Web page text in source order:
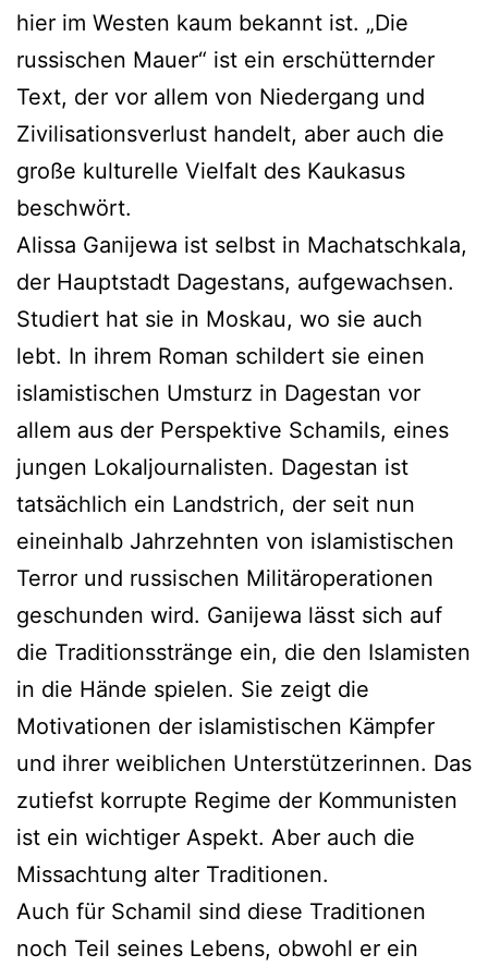
hier im Westen kaum bekannt ist. „Die
russischen Mauer“ ist ein erschütternder
Text, der vor allem von Niedergang und
Zivilisationsverlust handelt, aber auch die
große kulturelle Vielfalt des Kaukasus
beschwört.
Alissa Ganijewa ist selbst in Machatschkala,
der Hauptstadt Dagestans, aufgewachsen.
Studiert hat sie in Moskau, wo sie auch
lebt. In ihrem Roman schildert sie einen
islamistischen Umsturz in Dagestan vor
allem aus der Perspektive Schamils, eines
jungen Lokaljournalisten. Dagestan ist
tatsächlich ein Landstrich, der seit nun
eineinhalb Jahrzehnten von islamistischen
Terror und russischen Militäroperationen
geschunden wird. Ganijewa lässt sich auf
die Traditionsstränge ein, die den Islamisten
in die Hände spielen. Sie zeigt die
Motivationen der islamistischen Kämpfer
und ihrer weiblichen Unterstützerinnen. Das
zutiefst korrupte Regime der Kommunisten
ist ein wichtiger Aspekt. Aber auch die
Missachtung alter Traditionen.
Auch für Schamil sind diese Traditionen
noch Teil seines Lebens, obwohl er ein